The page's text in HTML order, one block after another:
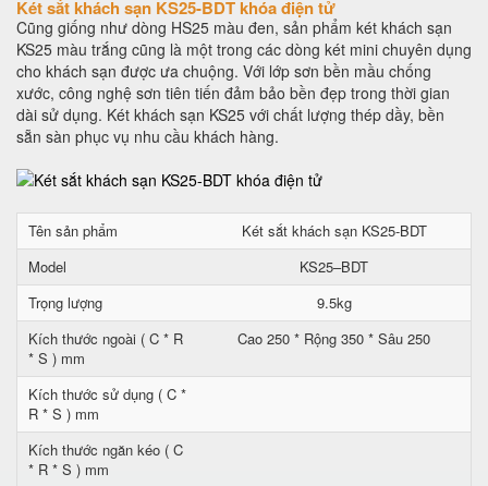
Két sắt khách sạn KS25-BDT khóa điện tử
Cũng giống như dòng HS25 màu đen, sản phẩm két khách sạn
KS25 màu trắng cũng là một trong các dòng két mini chuyên dụng
cho khách sạn được ưa chuộng. Với lớp sơn bền mầu chống
xước, công nghệ sơn tiên tiến đảm bảo bền đẹp trong thời gian
dài sử dụng. Két khách sạn KS25 với chất lượng thép dầy, bền
sẵn sàn phục vụ nhu cầu khách hàng.
Tên sản phẩm
Két sắt khách sạn KS25-BDT
Model
KS25–BDT
Trọng lượng
9.5kg
Kích thước ngoài ( C * R
* S ) mm
Cao 250 * Rộng 350 * Sâu 250
Kích thước sử dụng ( C *
R * S ) mm
Kích thước ngăn kéo ( C
* R * S ) mm